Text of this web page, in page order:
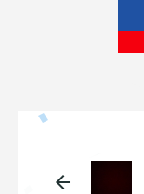
arrow_back